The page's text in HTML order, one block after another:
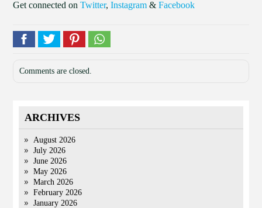
Get connected onTwitter,Instagram &Facebook
Comments are closed.
ARCHIVES
August 2026
July 2026
June 2026
May 2026
March 2026
February 2026
January 2026